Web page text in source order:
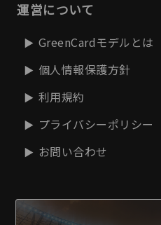
運営について
GreenCardモデルとは
個人情報保護方針
利用規約
プライバシーポリシー
お問い合わせ